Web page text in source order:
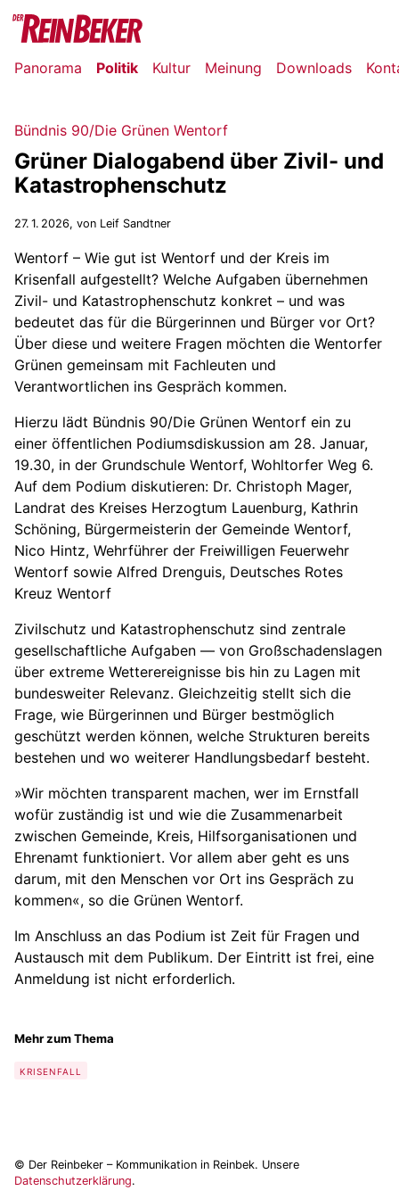
Panorama Politik Kultur Meinung Downloads
Bündnis 90/Die Grünen Wentorf
Grüner Dialogabend über Zivil- und
Katastrophenschutz
27. 1. 2026, von Leif Sandtner
Wentorf – Wie gut ist Wentorf und der Kreis im
Krisenfall aufgestellt? Welche Aufgaben übernehmen
Zivil- und Katastrophenschutz konkret – und was
bedeutet das für die Bürgerinnen und Bürger vor Ort?
Über diese und weitere Fragen möchten die Wentorfer
Grünen gemeinsam mit Fachleuten und
Verantwortlichen ins Gespräch kommen.
Hierzu lädt Bündnis 90/Die Grünen Wentorf ein zu
einer öffentlichen Podiumsdiskussion am 28. Januar,
19.30, in der Grundschule Wentorf, Wohltorfer Weg 6.
Auf dem Podium diskutieren: Dr. Christoph Mager,
Landrat des Kreises Herzogtum Lauenburg, Kathrin
Schöning, Bürgermeisterin der Gemeinde Wentorf,
Nico Hintz, Wehrführer der Freiwilligen Feuerwehr
Wentorf sowie Alfred Drenguis, Deutsches Rotes
Kreuz Wentorf
Zivilschutz und Katastrophenschutz sind zentrale
gesellschaftliche Aufgaben — von Großschadenslagen
über extreme Wetterereignisse bis hin zu Lagen mit
bundesweiter Relevanz. Gleichzeitig stellt sich die
Frage, wie Bürgerinnen und Bürger bestmöglich
geschützt werden können, welche Strukturen bereits
bestehen und wo weiterer Handlungsbedarf besteht.
»Wir möchten transparent machen, wer im Ernstfall
wofür zuständig ist und wie die Zusammenarbeit
zwischen Gemeinde, Kreis, Hilfsorganisationen und
Ehrenamt funktioniert. Vor allem aber geht es uns
darum, mit den Menschen vor Ort ins Gespräch zu
kommen«, so die Grünen Wentorf.
Im Anschluss an das Podium ist Zeit für Fragen und
Austausch mit dem Publikum. Der Eintritt ist frei, eine
Anmeldung ist nicht erforderlich.
Mehr zum Thema
KRISENFALL
© Der Reinbeker – Kommunikation in Reinbek. Unsere
Datenschutzerklärung.